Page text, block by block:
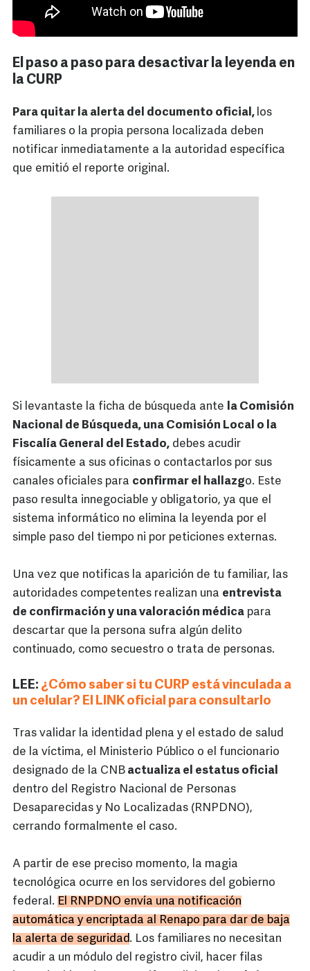
El paso a paso para desactivar la leyenda en
la CURP
Para quitar la alerta del documento oficial, los
familiares o la propia persona localizada deben
notificar inmediatamente a la autoridad específica
que emitió el reporte original.
Si levantaste la ficha de búsqueda ante
la Comisión
Nacional de Búsqueda, una Comisión Local o la
Fiscalía General del Estado, debes acudir
físicamente a sus oficinas o contactarlos por sus
canales oficiales para confirmar el hallazgo. Este
paso resulta innegociable y obligatorio, ya que el
sistema informático no elimina la leyenda por el
simple paso del tiempo ni por peticiones externas.
Una vez que notificas la aparición de tu familiar, las
autoridades competentes realizan una entrevista
de confirmación y una valoración médica para
descartar que la persona sufra algún delito
continuado, como secuestro o trata de personas.
LEE: ¿Cómo saber si tu CURP está vinculada a
un celular? El LINK oficial para consultarlo
Tras validar la identidad plena y el estado de salud
de la víctima, el Ministerio Público o el funcionario
designado de la CNB actualiza el estatus oficial
dentro del Registro Nacional de Personas
Desaparecidas y No Localizadas (RNPDNO),
cerrando formalmente el caso.
A partir de ese preciso momento, la magia
tecnológica ocurre en los servidores del gobierno
federal. El RNPDNO envía una notificación
automática y encriptada al Renapo para dar de baja
la alerta de seguridad. Los familiares no necesitan
acudir a un módulo del registro civil, hacer filas